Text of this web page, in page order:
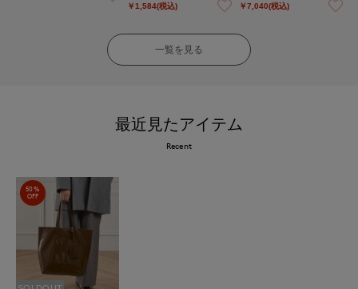
￥1,584(税込) ￥7,040(税込)
一覧を見る
最近見たアイテム
Recent
50%
OFF